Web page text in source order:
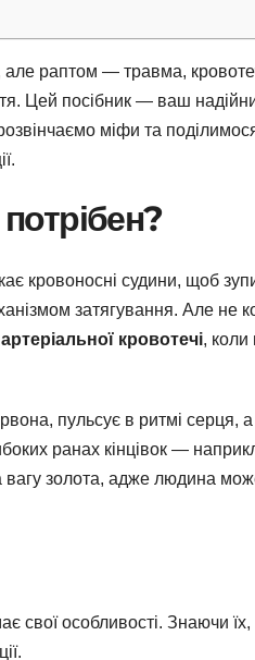
але раптом — травма,
Цей посібник — ваш
міфи та
кровоносні судини, щоб
затягування. Але не
кровотечі, коли
пульсує в ритмі серця,
ранах кінцівок —
золота, адже людина
свої особливості. Знаючи